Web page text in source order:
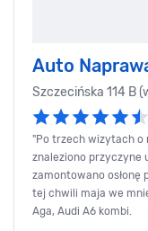
Auto
Szczecińska 114 B
"Po trzech wizytach o
znaleziono przyczyne
zamontowano osłonę
tej chwili maja we
Aga, Audi A6 kombi.